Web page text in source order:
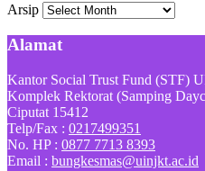
Arsip
Alamat
Kantor Social Trust Fund (STF)
Komplek Rektorat (Samping
Ciputat 15412
Telp/Fax : 0217499351
No. HP : 0877 7713 8393
Email : bungkesmas@uinjkt.ac.id